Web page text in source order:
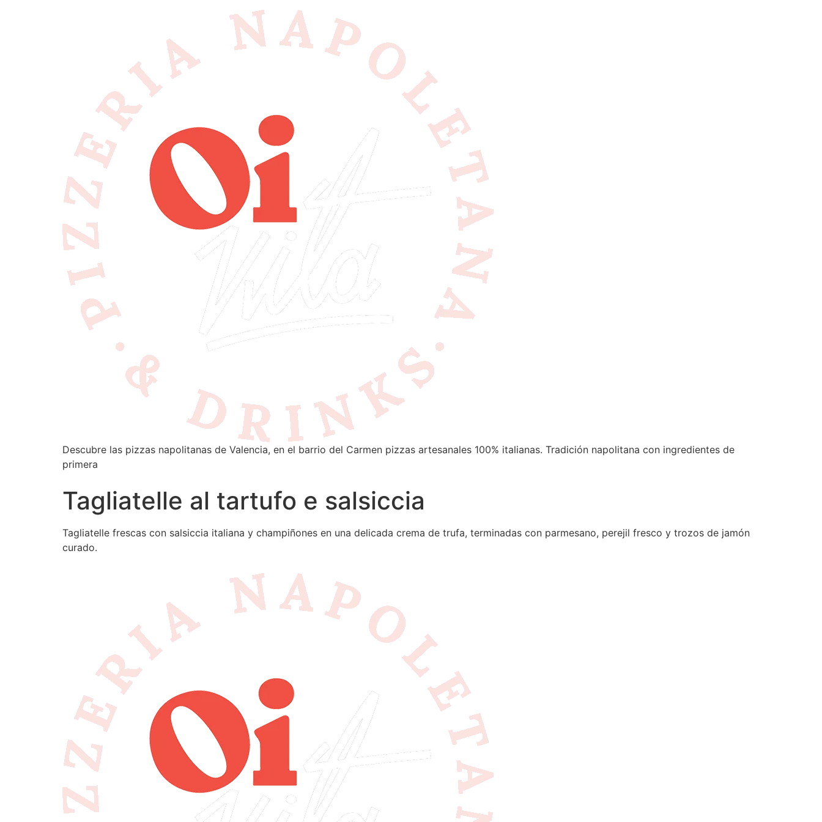
Descubre las pizzas napolitanas de Valencia, en el barrio del Carmen pizzas artesanales 100% italianas. Tradición napolitana con ingredientes de
primera
Tagliatelle al tartufo e salsiccia
Tagliatelle frescas con salsiccia italiana y champiñones en una delicada crema de trufa, terminadas con parmesano, perejil fresco y trozos de jamón
curado.